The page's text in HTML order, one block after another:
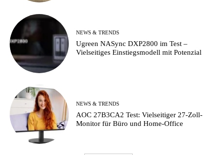
NEWS & TRENDS
Ugreen NASync DXP2800 im Test –
Vielseitiges Einstiegsmodell mit Potenzial
NEWS & TRENDS
AOC 27B3CA2 Test: Vielseitiger 27-Zoll-
Monitor für Büro und Home-Office